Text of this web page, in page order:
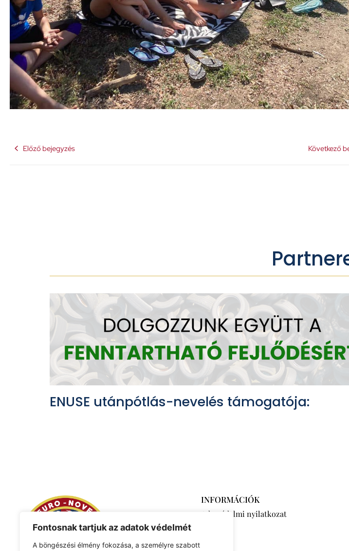
Fontosnak tartjuk az adatok védelmét
A böngészési élmény fokozása, a személyre szabott
Előző bejegyzés Következő
ENUSE utánpótlás-nevelés támogatója:
INFORMÁCIÓK
Adatvédelmi nyilatkozat